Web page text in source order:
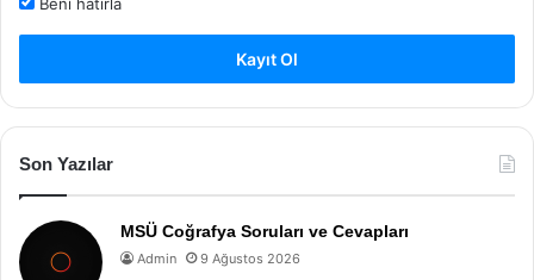
Kayıt Ol
Son Yazılar
MSÜ Coğrafya Soruları ve Cevapları
Admin 9 Ağustos 2026